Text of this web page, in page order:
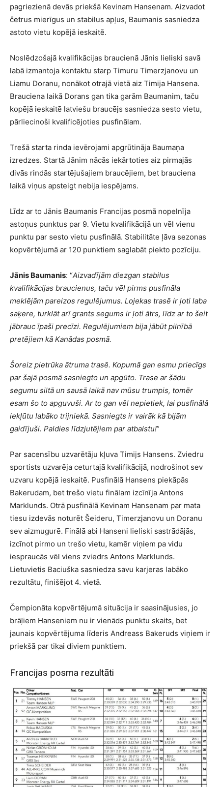
pagriezienā devās priekšā Kevinam Hansenam. Aizvadot
četrus mierīgus un stabilus apļus, Baumanis sasniedza
astoto vietu kopējā ieskaitē.
Noslēdzošajā kvalifikācijas braucienā Jānis lieliski savā
labā izmantoja kontaktu starp Timuru Timerzjanovu un
Liamu Doranu, nonākot otrajā vietā aiz Timija Hansena.
Brauciena laikā Dorans gan tika garām Baumanim, taču
kopējā ieskaitē latviešu braucējs sasniedza sesto vietu,
pārliecinoši kvalificējoties pusfinālam.
Trešā starta rinda ievērojami apgrūtināja Baumaņa
izredzes. Startā Jānim nācās iekārtoties aiz pirmajās
divās rindās startējušajiem braucējiem, bet brauciena
laikā viņus apsteigt nebija iespējams.
Līdz ar to Jānis Baumanis Francijas posmā nopelnīja
astoņus punktus par 9. Vietu kvalifikācijā un vēl vienu
punktu par sesto vietu pusfinālā. Stabilitāte ļāva sezonas
kopvērtējumā ar 120 punktiem saglabāt piekto pozīciju.
Jānis Baumanis: “Aizvadījām diezgan stabilus
kvalifikācijas braucienus, taču vēl pirms pusfināla
meklējām pareizos regulējumus. Lojekas trasē ir ļoti laba
saķere, turklāt arī grants segums ir ļoti ātrs, līdz ar to šeit
jābrauc īpaši precīzi. Regulējumiem bija jābūt pilnībā
pretējiem kā Kanādas posmā.
Šoreiz pietrūka ātruma trasē. Kopumā gan esmu priecīgs
par šajā posmā sasniegto un apgūto. Trase ar šādu
segumu siltā un sausā laikā nav mūsu trumpis, tomēr
esam šo to apguvuši. Ar to gan vēl nepietiek, lai pusfinālā
iekļūtu labāko trijniekā. Sasniegts ir vairāk kā bijām
gaidījuši. Paldies līdzjutējiem par atbalstu!”
Par sacensību uzvarētāju kļuva Timijs Hansens. Zviedru
sportists uzvarēja ceturtajā kvalifikācijā, nodrošinot sev
uzvaru kopējā ieskaitē. Pusfinālā Hansens piekāpās
Bakerudam, bet trešo vietu finālam izcīnīja Antons
Marklunds. Otrā pusfinālā Kevinam Hansenam par mata
tiesu izdevās noturēt Šeideru, Timerzjanovu un Doranu
sev aizmugurē. Finālā abi Hanseni lieliski sastrādājās,
izcīnot pirmo un trešo vietu, kamēr viņiem pa vidu
iespraucās vēl viens zviedrs Antons Marklunds.
Lietuvietis Baciuška sasniedza savu karjeras labāko
rezultātu, finišējot 4. vietā.
Čempionāta kopvērtējumā situācija ir saasinājusies, jo
brāļiem Hanseniem nu ir vienāds punktu skaits, bet
jaunais kopvērtējuma līderis Andreass Bakeruds viņiem ir
priekšā par tikai diviem punktiem.
Francijas posma rezultāti